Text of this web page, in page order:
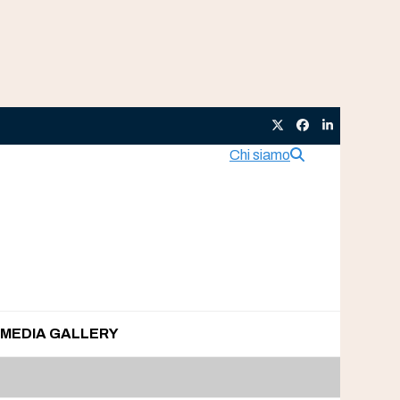
TwitterFacebook
LinkedIn
Chi siamo
MEDIA GALLERY